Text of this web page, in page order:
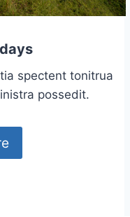
spectent tonitrua
possedit.